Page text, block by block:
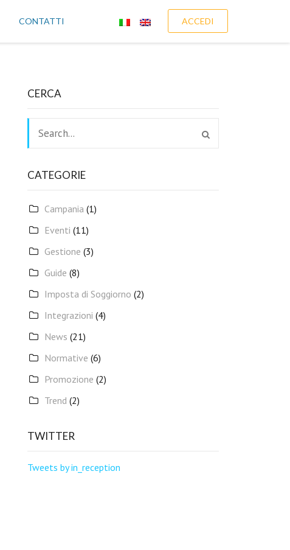
CONTATTI ACCEDI
CERCA
CATEGORIE
Campania (1)
Eventi (11)
Gestione (3)
Guide (8)
Imposta di Soggiorno (2)
Integrazioni (4)
News (21)
Normative (6)
Promozione (2)
Trend (2)
TWITTER
Tweets by in_reception